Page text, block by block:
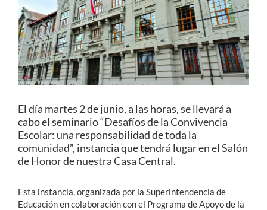
El día martes 2 de junio, a las horas, se llevará a
cabo el seminario “Desafíos de la Convivencia
Escolar: una responsabilidad de toda la
comunidad”, instancia que tendrá lugar en el Salón
de Honor de nuestra Casa Central.
Esta instancia, organizada por la Superintendencia de
Educación en colaboración con el Programa de Apoyo de la